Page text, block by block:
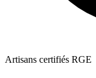
Artisans certifiés RGE